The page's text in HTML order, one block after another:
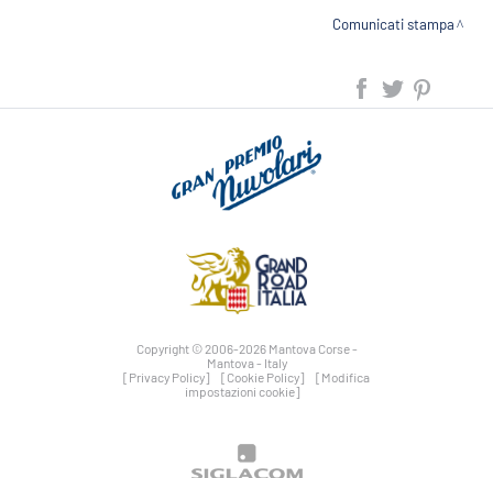
Comunicati stampa
Copyright © 2006-2026 Mantova Corse -
Mantova - Italy
[Privacy Policy]
[Cookie Policy]
[Modifica
impostazioni cookie]